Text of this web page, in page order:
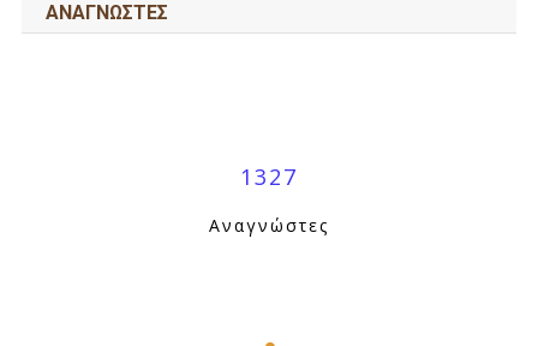
ΑΝΑΓΝΩΣΤΕΣ
1327
Αναγνώστες